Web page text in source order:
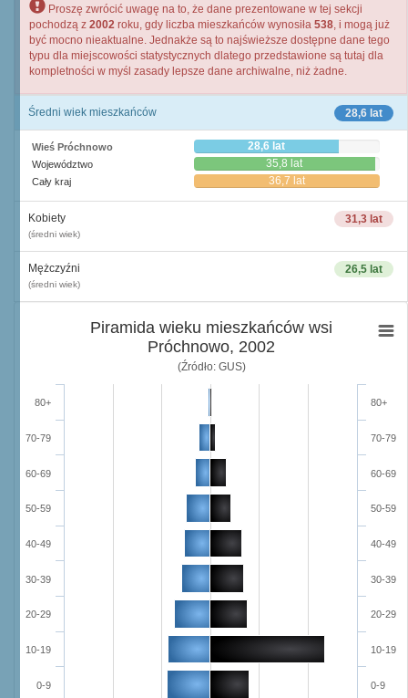
Proszę zwrócić uwagę na to, że dane prezentowane w tej sekcji
pochodzą z 2002 roku, gdy liczba mieszkańców wynosiła 538, i mogą już
być mocno nieaktualne. Jednakże są to najświeższe dostępne dane tego
typu dla miejscowości statystycznych dlatego przedstawione są tutaj dla
kompletności w myśl zasady lepsze dane archiwalne, niż żadne.
28,6 lat
Średni wiek mieszkańców
Wieś Próchnowo 28,6 lat
Województwo 35,8 lat
Cały kraj 36,7 lat
31,3 lat
Kobiety
(średni wiek)
26,5 lat
Mężczyźni
(średni wiek)
Piramida wieku mieszkańców wsi
Próchnowo, 2002
(Źródło: GUS)
0-9
10-19
20-29
30-39
40-49
50-59
60-69
70-79
80+
0-9
10-19
20-29
30-39
40-49
50-59
60-69
70-79
80+